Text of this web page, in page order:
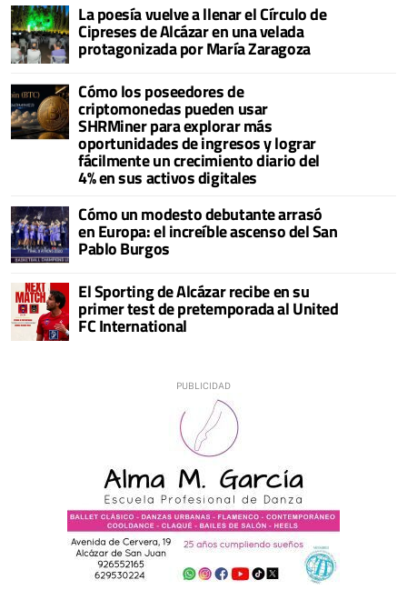
La poesía vuelve a llenar el Círculo de
Cipreses de Alcázar en una velada
protagonizada por María Zaragoza
Cómo los poseedores de
criptomonedas pueden usar
SHRMiner para explorar más
oportunidades de ingresos y lograr
fácilmente un crecimiento diario del
4% en sus activos digitales
Cómo un modesto debutante arrasó
en Europa: el increíble ascenso del San
Pablo Burgos
El Sporting de Alcázar recibe en su
primer test de pretemporada al United
FC International